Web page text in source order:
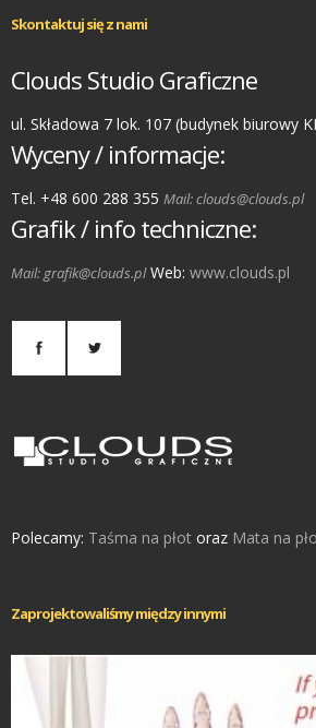
Skontaktuj się z nami
Clouds Studio Graficzne
ul. Składowa 7 lok. 107 (budynek biurowy
Wyceny / informacje:
Tel. +48 600 288 355 Mail: clouds@clouds.pl
Grafik / info techniczne:
Mail: grafik@clouds.plWeb: www.clouds.pl
Polecamy: Taśma na płot oraz Mata na
Zaprojektowaliśmy między innymi